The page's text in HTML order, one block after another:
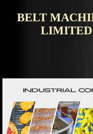
BELT
LIMITED